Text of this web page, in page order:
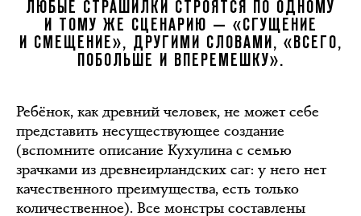
ЛЮБЫЕ СТРАШИЛКИ СТРОЯТСЯ ПО ОДНОМУ
И ТОМУ ЖЕ СЦЕНАРИЮ — «СГУЩЕНИЕ
И СМЕЩЕНИЕ», ДРУГИМИ СЛОВАМИ, «ВСЕГО,
ПОБОЛЬШЕ И ВПЕРЕМЕШКУ».
Ребёнок, как древний человек, не может себе
представить несуществующее создание
(вспомните описание Кухулина с семью
зрачками из древнеирландских саг: у него нет
качественного преимущества, есть только
количественное). Все монстры составлены